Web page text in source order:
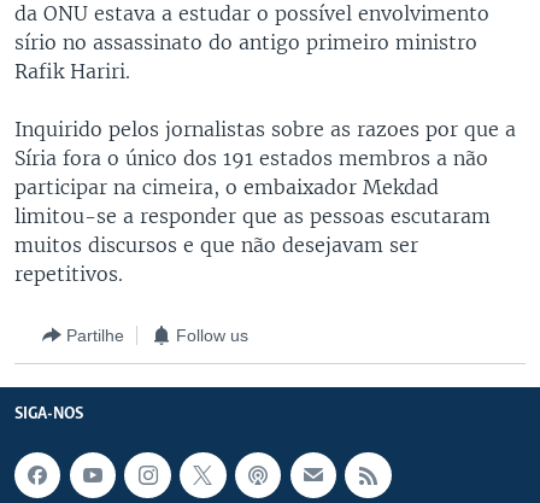
da ONU estava a estudar o possível envolvimento
sírio no assassinato do antigo primeiro ministro
Rafik Hariri.
Inquirido pelos jornalistas sobre as razoes por que a
Síria fora o único dos 191 estados membros a não
participar na cimeira, o embaixador Mekdad
limitou-se a responder que as pessoas escutaram
muitos discursos e que não desejavam ser
repetitivos.
Partilhe Follow us
SIGA-NOS